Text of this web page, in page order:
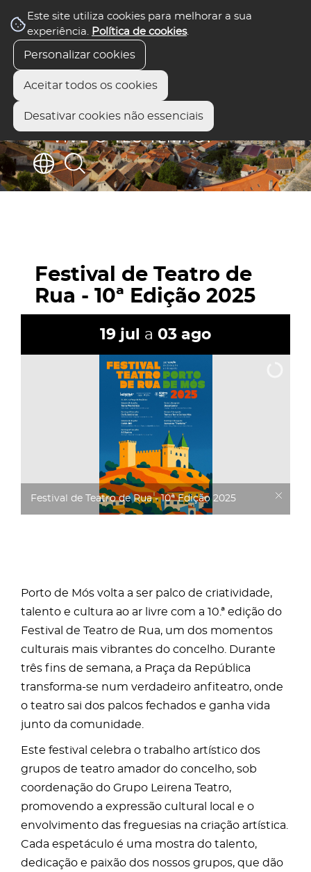
Este site utiliza cookies para melhorar a sua
experiência. Política de cookies.
Personalizar cookies
Aceitar todos os cookies
Desativar cookies não essenciais
Festival de Teatro de
Rua - 10ª Edição 2025
19 jul a 03 ago
Festival de Teatro de Rua - 10ª Edição 2025
Porto de Mós volta a ser palco de criatividade,
talento e cultura ao ar livre com a 10.ª edição do
Festival de Teatro de Rua, um dos momentos
culturais mais vibrantes do concelho. Durante
três fins de semana, a Praça da República
transforma-se num verdadeiro anfiteatro, onde
o teatro sai dos palcos fechados e ganha vida
junto da comunidade.
Este festival celebra o trabalho artístico dos
grupos de teatro amador do concelho, sob
coordenação do Grupo Leirena Teatro,
promovendo a expressão cultural local e o
envolvimento das freguesias na criação artística.
Cada espetáculo é uma mostra do talento,
dedicação e paixão dos nossos grupos, que dão